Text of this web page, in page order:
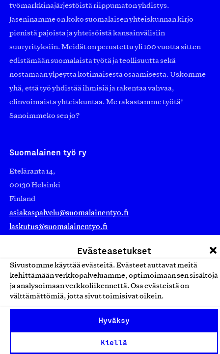
Evästeasetukset
Sivustomme käyttää evästeitä. Evästeet auttavat meitä
kehittämään verkkopalveluamme, optimoimaan sen sisältöjä
ja analysoimaan verkkoliikennettä. Osa evästeistä on
välttämättömiä, jotta sivut toimisivat oikein.
Hyväksy
Kiellä
työmarkkinajärjestöistä riippumaton yhdistys.
Jäseninämme on koko suomalaisen yhteiskunnan kirjo
pienistä pajoista ja yhteisöistä kansainvälisiin
suuryrityksiin. Meidät on perustettu yli 100 vuotta sitten
edistämään suomalaista työtä ja teollisuutta sekä
nostamaan ylpeyttä kotimaisesta osaamisesta. Uskomme
yhä, että työ yhdistää ihmisiä ja rakentaa vahvaa,
elinvoimaista yhteiskuntaa. Me rakastamme työtä!
Sanoimmeko sen jo?
Suomalainen työ ry
Eteläranta 14,
00130 Helsinki
Finland
asiakaspalvelu@suomalainentyo.fi
laskutus@suomalainentyo.fi
Avainlippu
Design From Finland